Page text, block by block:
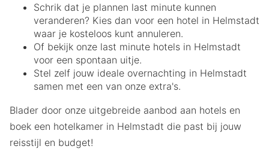
Schrik dat je plannen last minute kunnen
veranderen? Kies dan voor een hotel in Helmstadt
waar je kosteloos kunt annuleren.
Of bekijk onze last minute hotels in Helmstadt
voor een spontaan uitje.
Stel zelf jouw ideale overnachting in Helmstadt
samen met een van onze extra's.
Blader door onze uitgebreide aanbod aan hotels en
boek een hotelkamer in Helmstadt die past bij jouw
reisstijl en budget!